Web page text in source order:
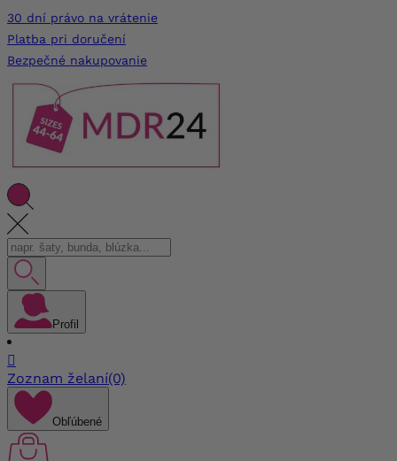
30 dní právo na vrátenie
Platba pri doručení
Bezpečné nakupovanie
Profil

Zoznam želaní(0)
Obľúbené